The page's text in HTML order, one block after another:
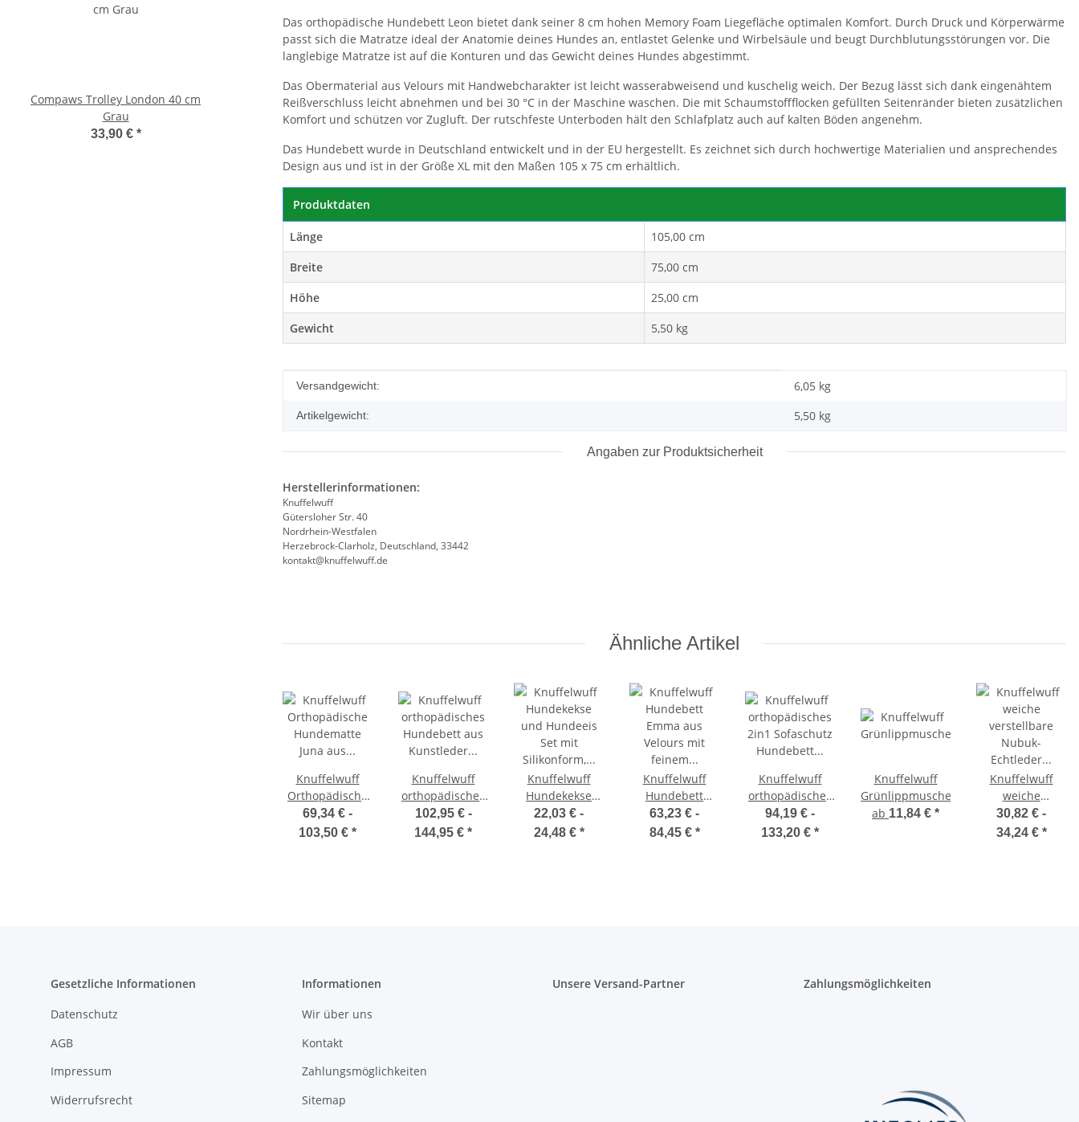
Das orthopädische Hundebett Leon bietet dank seiner 8 cm hohen Memory Foam Liegefläche optimalen Komfort. Durch Druck und Körperwärme
passt sich die Matratze ideal der Anatomie deines Hundes an, entlastet Gelenke und Wirbelsäule und beugt Durchblutungsstörungen vor. Die
langlebige Matratze ist auf die Konturen und das Gewicht deines Hundes abgestimmt.
Das Obermaterial aus Velours mit Handwebcharakter ist leicht wasserabweisend und kuschelig weich. Der Bezug lässt sich dank eingenähtem
Reißverschluss leicht abnehmen und bei 30 °C in der Maschine waschen. Die mit Schaumstoffflocken gefüllten Seitenränder bieten zusätzlichen
Komfort und schützen vor Zugluft. Der rutschfeste Unterboden hält den Schlafplatz auch auf kalten Böden angenehm.
Das Hundebett wurde in Deutschland entwickelt und in der EU hergestellt. Es zeichnet sich durch hochwertige Materialien und ansprechendes
Design aus und ist in der Größe XL mit den Maßen 105 x 75 cm erhältlich.
Produktdaten
Länge
105,00 cm
Breite
75,00 cm
Höhe
25,00 cm
Gewicht
5,50 kg
Produkteigenschaft
Wert
Versandgewicht: 6,05 kg
Artikelgewicht: 5,50 kg
Angaben zur Produktsicherheit
Herstellerinformationen:
Knuffelwuff
Gütersloher Str. 40
Nordrhein-Westfalen
Herzebrock-Clarholz, Deutschland, 33442
kontakt@knuffelwuff.de
Ähnliche Artikel
Knuffelwuff
Orthopädische
Hundematte
Juna aus laser-
69,34 € -
103,50 € *
Knuffelwuff
orthopädisches
Hundebett aus
Kunstleder
102,95 € -
144,95 € *
Knuffelwuff
Hundekekse
und Hundeeis
Set mit
22,03 € -
24,48 € *
Knuffelwuff
Hundebett
Emma aus
Velours mit
63,23 € -
84,45 € *
Knuffelwuff
orthopädisches
2in1 Sofaschutz
Hundebett Yona
94,19 € -
133,20 € *
Knuffelwuff
Grünlippmuschelpulver
ab 11,84 € *
Knuffelwuff
weiche
verstellbare
Nubuk-
30,82 € -
34,24 € *
Compaws Trolley London 40 cm
Grau
33,90 € *
Pawise Pet Trolley Bag
33,30 €*
Gesetzliche Informationen
Datenschutz
AGB
Impressum
Widerrufsrecht
Informationen
Wir über uns
Kontakt
Zahlungsmöglichkeiten
Sitemap
Unsere Versand-Partner Zahlungsmöglichkeiten